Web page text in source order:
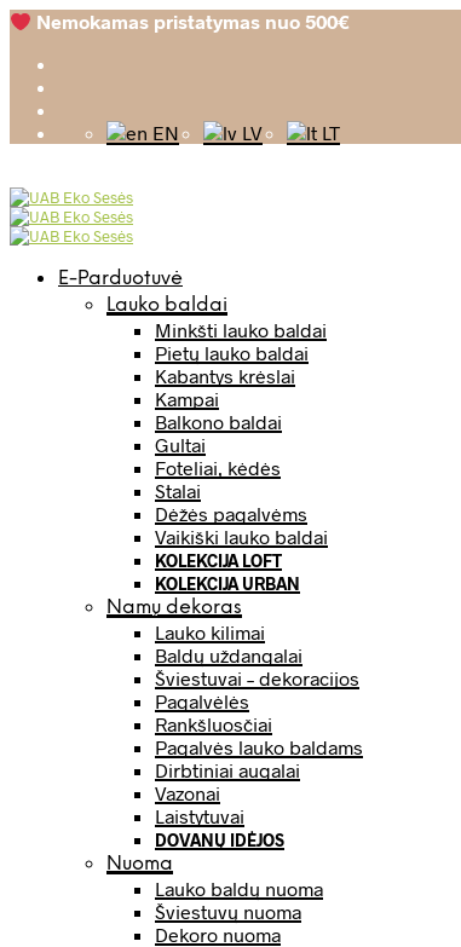
Nemokamas pristatymas nuo 500€
EN LV LT
E-Parduotuvė
Lauko baldai
Minkšti lauko baldai
Pietų lauko baldai
Kabantys krėslai
Kampai
Balkono baldai
Gultai
Foteliai, kėdės
Stalai
Dėžės pagalvėms
Vaikiški lauko baldai
KOLEKCIJA LOFT
KOLEKCIJA URBAN
Namų dekoras
Lauko kilimai
Baldų uždangalai
Šviestuvai – dekoracijos
Pagalvėlės
Rankšluosčiai
Pagalvės lauko baldams
Dirbtiniai augalai
Vazonai
Laistytuvai
DOVANŲ IDĖJOS
Nuoma
Lauko baldų nuoma
Šviestuvų nuoma
Dekoro nuoma